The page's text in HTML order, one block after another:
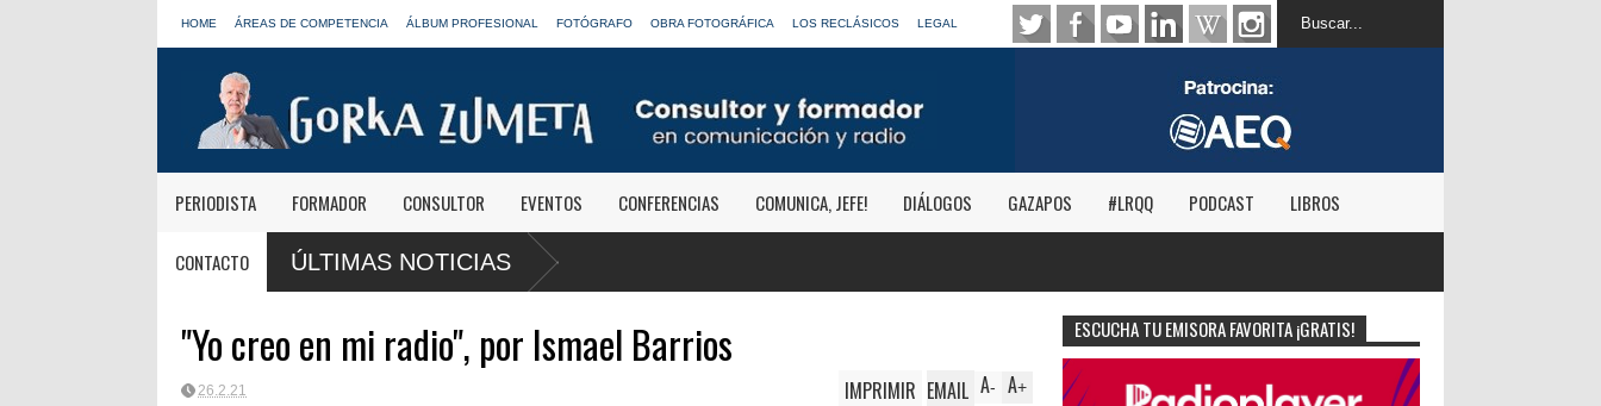
HOME ÁREAS DE COMPETENCIA ÁLBUM PROFESIONAL FOTÓGRAFO OBRA FOTOGRÁFICA LOS RECLÁSICOS LEGAL
PERIODISTA FORMADOR CONSULTOR EVENTOS CONFERENCIAS COMUNICA, JEFE! DIÁLOGOS GAZAPOS #LRQQ PODCAST LIBROS
CONTACTO ÚLTIMAS NOTICIAS
"Yo creo en mi radio", por Ismael Barrios
26.2.21 A+
A-
IMPRIMIR EMAIL
ESCUCHA TU EMISORA FAVORITA ¡GRATIS!